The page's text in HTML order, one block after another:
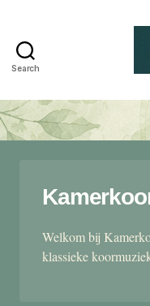
Search
Welkom bij
klassieke